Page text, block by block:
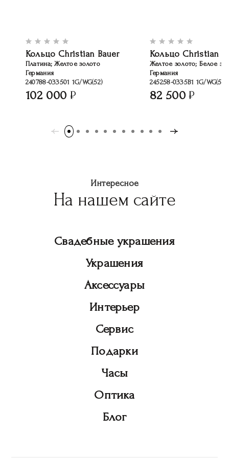
Кольцо Christian Bauer
Платина; Желтое золото
Германия
240788-033501 1G/WG(52)
102 000
Кольцо Christian
Желтое золото; Белое
Германия
245258-0335B1 1G/WG(50)
82 500
Интересное
На нашем сайте
Свадебные украшения
Украшения
Аксессуары
Интерьер
Сервис
Подарки
Часы
Оптика
Блог